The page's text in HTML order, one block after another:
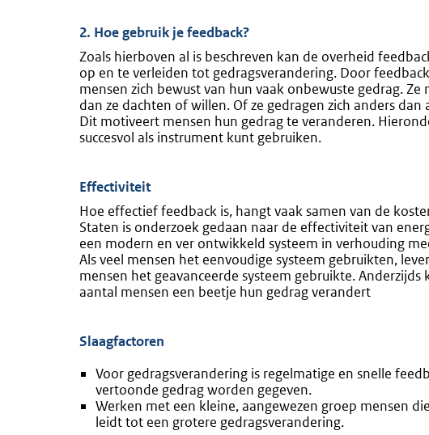
2. Hoe gebruik je feedback?
Zoals hierboven al is beschreven kan de overheid
op en te verleiden tot gedragsverandering. Door
mensen zich bewust van hun vaak onbewuste gedrag.
dan ze dachten of willen. Of ze gedragen zich anders
Dit motiveert mensen hun gedrag te veranderen.
succesvol als instrument kunt gebruiken.
Effectiviteit
Hoe effectief feedback is, hangt vaak samen van de
Staten is onderzoek gedaan naar de effectiviteit van
een modern en ver ontwikkeld systeem in verhouding
Als veel mensen het eenvoudige systeem gebruikten,
mensen het geavanceerde systeem gebruikte.Anderzijds
aantal mensen een beetje hun gedrag verandert
Slaagfactoren
Voor gedragsverandering is regelmatige en snelle
vertoonde gedrag worden gegeven.
Werken met een kleine, aangewezen groep mensen
leidt tot een grotere gedragsverandering.